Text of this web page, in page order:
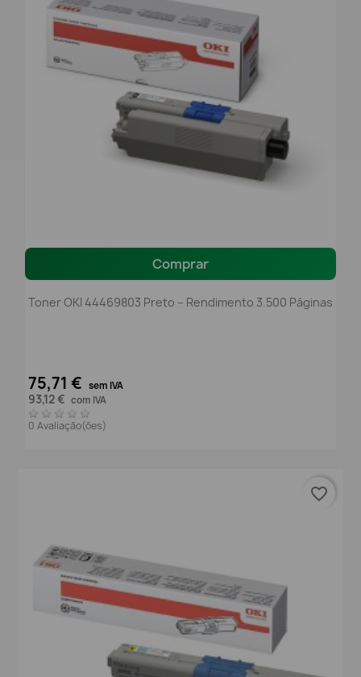
Comprar
Toner OKI 44469803 Preto – Rendimento 3.500 Páginas
75,71 € sem IVA
93,12 € com IVA
0 Avaliação(ões)
favorite_border